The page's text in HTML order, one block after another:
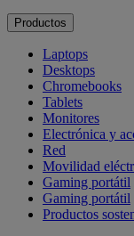
Productos
Laptops
Desktops
Chromebooks
Tablets
Monitores
Electrónica y
Red
Movilidad
Gaming portátil
Gaming portátil
Productos